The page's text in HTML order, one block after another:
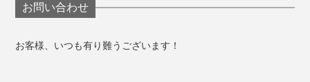
お問い合わせ
お客様、いつも有り難うございます！